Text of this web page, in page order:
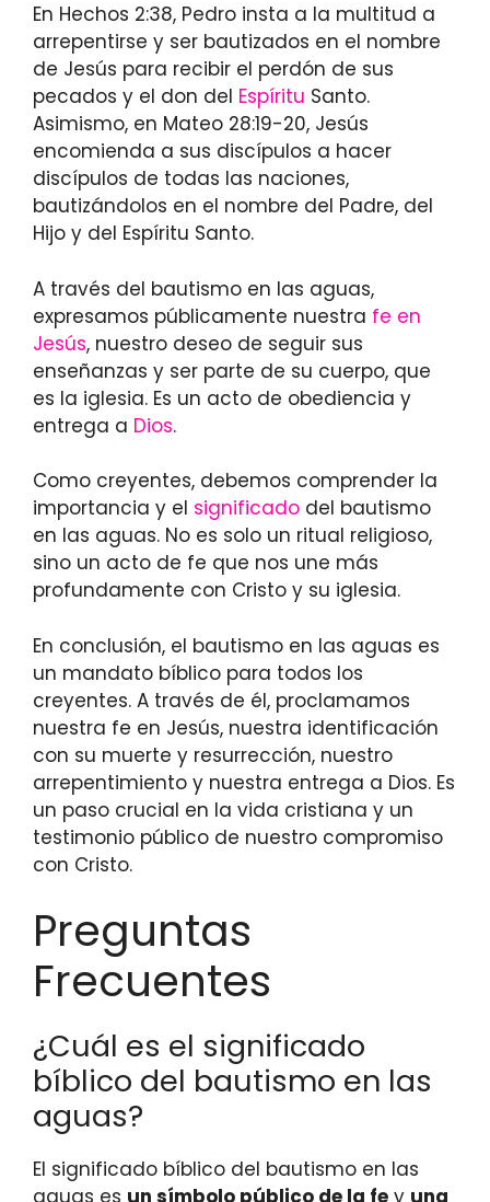
En Hechos 2:38, Pedro insta a la multitud a
arrepentirse y ser bautizados en el nombre
de Jesús para recibir el perdón de sus
pecados y el don del Espíritu Santo.
Asimismo, en Mateo 28:19-20, Jesús
encomienda a sus discípulos a hacer
discípulos de todas las naciones,
bautizándolos en el nombre del Padre, del
Hijo y del Espíritu Santo.
A través del bautismo en las aguas,
expresamos públicamente nuestra fe en
Jesús, nuestro deseo de seguir sus
enseñanzas y ser parte de su cuerpo, que
es la iglesia. Es un acto de obediencia y
entrega a Dios.
Como creyentes, debemos comprender la
importancia y el significado del bautismo
en las aguas. No es solo un ritual religioso,
sino un acto de fe que nos une más
profundamente con Cristo y su iglesia.
En conclusión, el bautismo en las aguas es
un mandato bíblico para todos los
creyentes. A través de él, proclamamos
nuestra fe en Jesús, nuestra identificación
con su muerte y resurrección, nuestro
arrepentimiento y nuestra entrega a Dios. Es
un paso crucial en la vida cristiana y un
testimonio público de nuestro compromiso
con Cristo.
Preguntas
Frecuentes
¿Cuál es el significado
bíblico del bautismo en las
aguas?
El significado bíblico del bautismo en las
aguas es un símbolo público de la fe y una